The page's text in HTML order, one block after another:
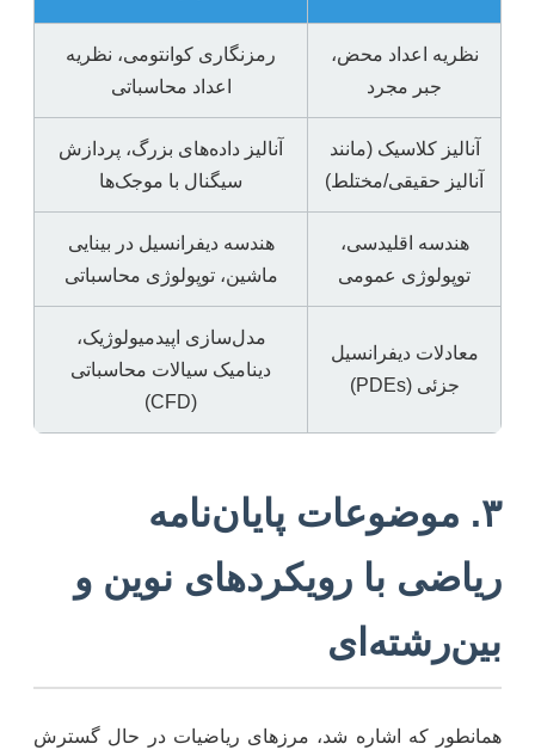
نظریه اعداد محض،
جبر مجرد
رمزنگاری کوانتومی، نظریه
اعداد محاسباتی
آنالیز کلاسیک (مانند
آنالیز حقیقی/مختلط)
آنالیز داده‌های بزرگ، پردازش
سیگنال با موجک‌ها
هندسه اقلیدسی،
توپولوژی عمومی
هندسه دیفرانسیل در بینایی
ماشین، توپولوژی محاسباتی
معادلات دیفرانسیل
جزئی (PDEs)
مدل‌سازی اپیدمیولوژیک،
دینامیک سیالات محاسباتی
(CFD)
۳. موضوعات پایان‌نامه
ریاضی با رویکردهای نوین و
بین‌رشته‌ای
همانطور که اشاره شد، مرزهای ریاضیات در حال گسترش